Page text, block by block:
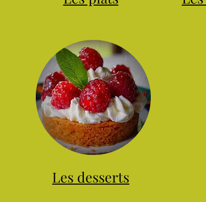
Les desserts